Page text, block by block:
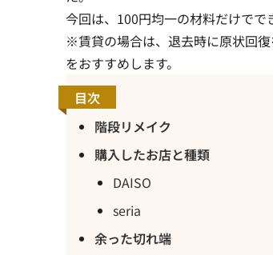
今回は、100円均一の材料だけでで
※賃貸の場合は、退去時に原状回
をおすすめします。
目次
階段リメイク
購入したお店と種類
DAISO
seria
余った切れ端